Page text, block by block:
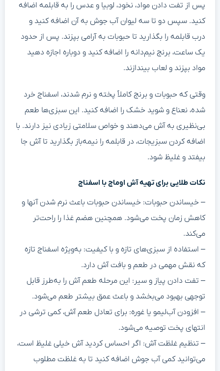
پس از تفت دادن مواد، نخود، لوبیا و عدس را به قابلمه اضافه
کنید. سپس دو تا سه لیوان آب جوش به آن اضافه کنید و
درب قابلمه را بگذارید تا حبوبات به آرامی‌ بپزند. پس از حدود
یک ساعت، برنج نیم‌دانه را اضافه کنید و دوباره اجازه دهید
مواد بپزند و لعاب بیندازند.
وقتی که حبوبات و برنج کاملاً پخته و نرم شدند، اسفناج خرد
شده، نعناع و شوید خشک را اضافه کنید. این سبزی‌ها طعم
بی‌نظیری به آش می‌دهند و خواص سلامتی زیادی نیز دارند. با
اضافه کردن سبزیجات، در قابلمه را نیمه‌باز بگذارید تا آش جا
بیفتد و غلیظ شود.
نکات طلایی برای تهیه آش اوماج با اسفناج
– خیساندن حبوبات: خیساندن حبوبات باعث نرم شدن آنها و
کاهش زمان پخت می‌شود. همچنین هضم غذا را راحت‌تر
می‌کند.
– استفاده از سبزی‌های تازه و با کیفیت: به‌ویژه اسفناج تازه
که نقش مهمی در طعم و بافت آش دارد.
– تفت دادن پیاز و سیر: این مرحله طعم آش را به‌طرز قابل
توجهی بهبود می‌بخشد و باعث عمق بیشتر طعم می‌شود.
– افزودن آب‌لیمو یا غوره: برای تعادل طعم آش، کمی ترشی در
انتهای پخت توصیه می‌شود.
– تنظیم غلظت آش: اگر احساس کردید آش خیلی غلیظ است،
می‌توانید کمی آب جوش اضافه کنید تا به غلظت مطلوب